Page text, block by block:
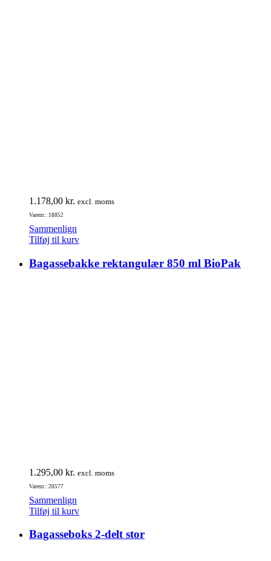
1.178,00 kr. excl. moms
Varenr.: 18852
Sammenlign
Tilføj til kurv
Bagassebakke rektangulær 850 ml BioPak
1.295,00 kr. excl. moms
Varenr.: 20577
Sammenlign
Tilføj til kurv
Bagasseboks 2-delt stor